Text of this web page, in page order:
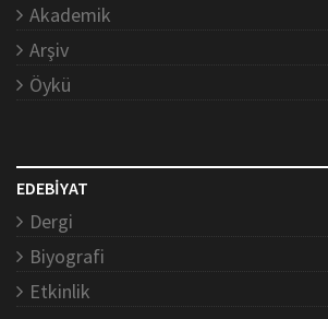
Akademik
Arşiv
Öykü
EDEBİYAT
Dergi
Biyografi
Etkinlik